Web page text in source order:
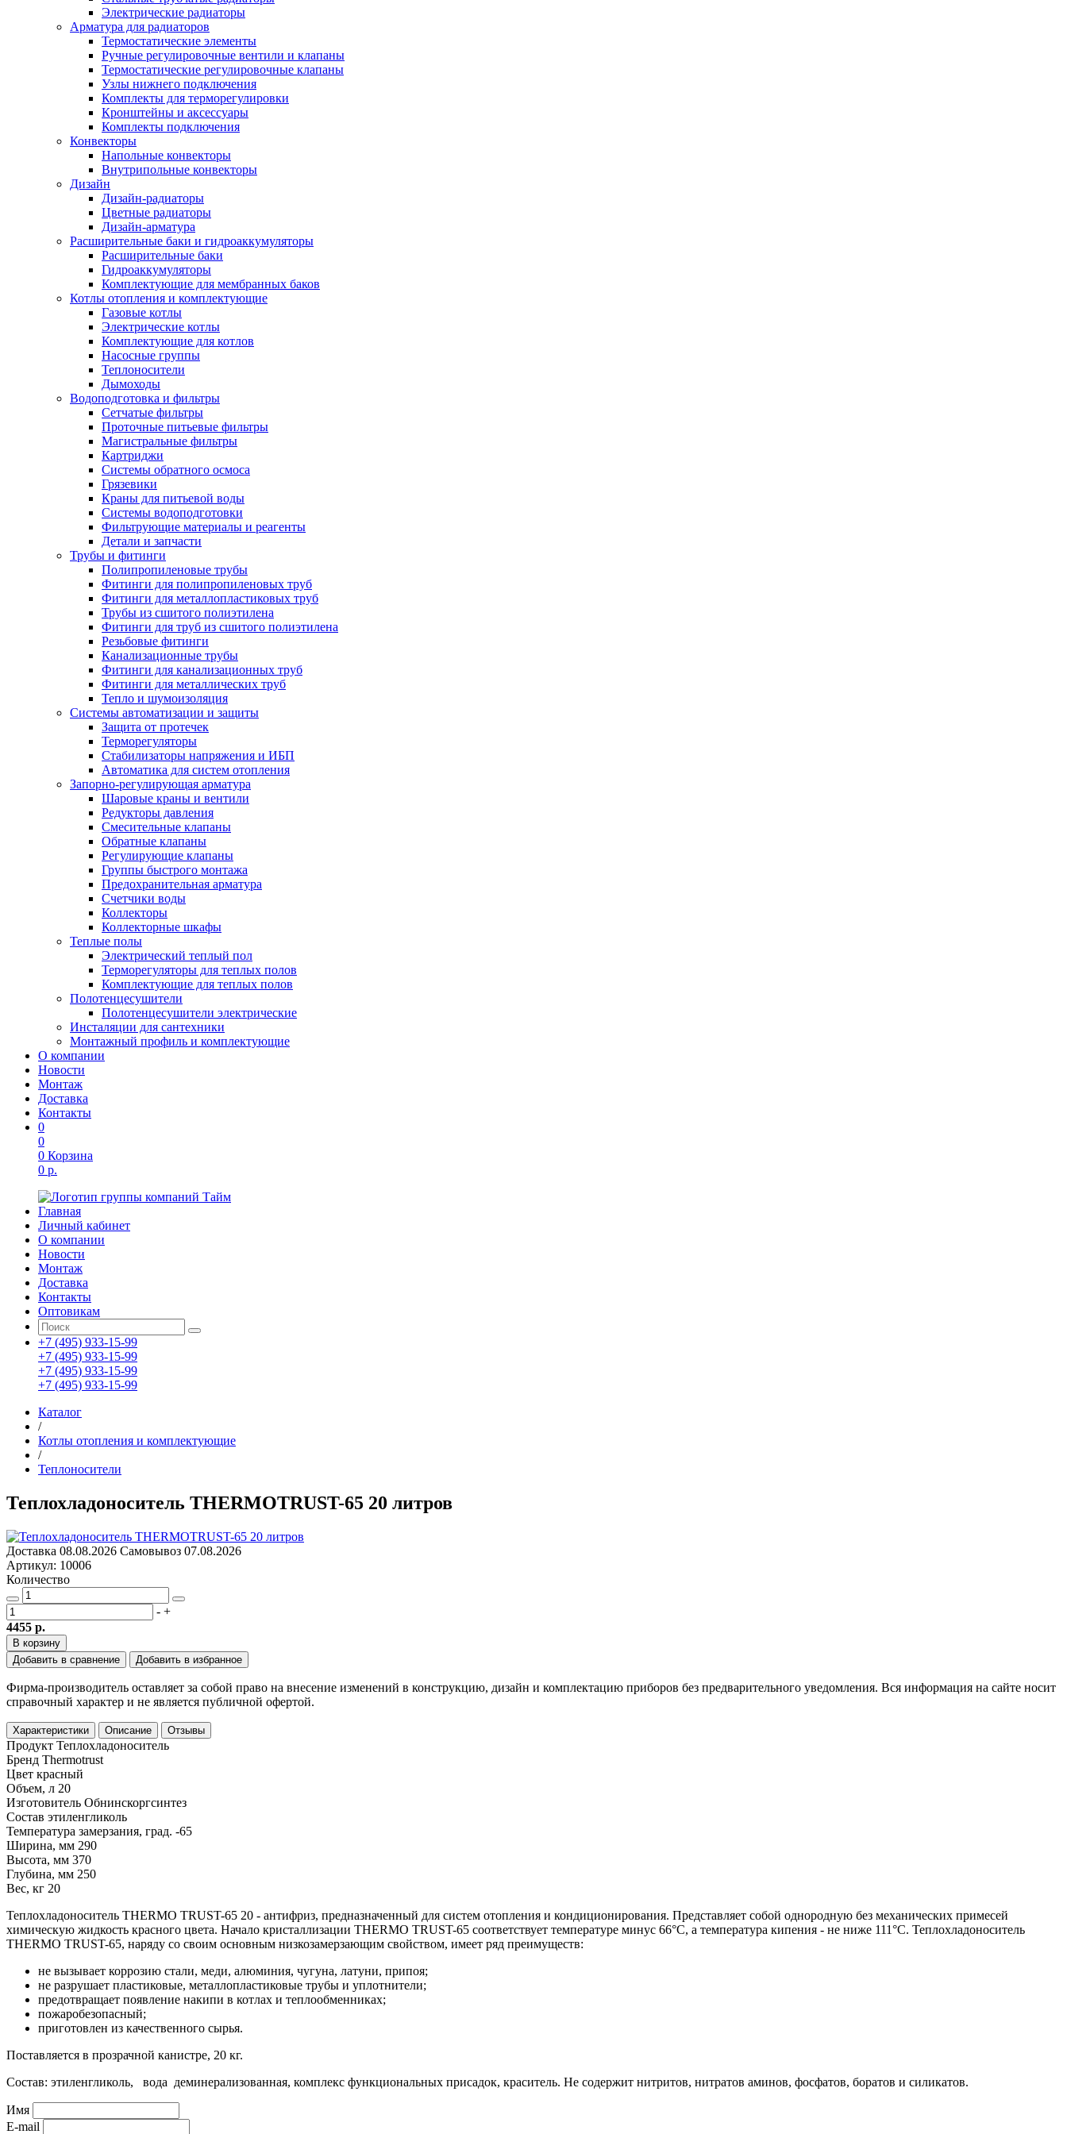
Электрические радиаторы
Арматура для радиаторов
Термостатические элементы
Ручные регулировочные вентили и клапаны
Термостатические регулировочные клапаны
Узлы нижнего подключения
Комплекты для терморегулировки
Кронштейны и аксессуары
Комплекты подключения
Конвекторы
Напольные конвекторы
Внутрипольные конвекторы
Дизайн
Дизайн-радиаторы
Цветные радиаторы
Дизайн-арматура
Расширительные баки и гидроаккумуляторы
Расширительные баки
Гидроаккумуляторы
Комплектующие для мембранных баков
Котлы отопления и комплектующие
Газовые котлы
Электрические котлы
Комплектующие для котлов
Насосные группы
Теплоносители
Дымоходы
Водоподготовка и фильтры
Сетчатые фильтры
Проточные питьевые фильтры
Магистральные фильтры
Картриджи
Системы обратного осмоса
Грязевики
Краны для питьевой воды
Системы водоподготовки
Фильтрующие материалы и реагенты
Детали и запчасти
Трубы и фитинги
Полипропиленовые трубы
Фитинги для полипропиленовых труб
Фитинги для металлопластиковых труб
Трубы из сшитого полиэтилена
Фитинги для труб из сшитого полиэтилена
Резьбовые фитинги
Канализационные трубы
Фитинги для канализационных труб
Фитинги для металлических труб
Тепло и шумоизоляция
Системы автоматизации и защиты
Защита от протечек
Терморегуляторы
Стабилизаторы напряжения и ИБП
Автоматика для систем отопления
Запорно-регулирующая арматура
Шаровые краны и вентили
Редукторы давления
Смесительные клапаны
Обратные клапаны
Регулирующие клапаны
Группы быстрого монтажа
Предохранительная арматура
Счетчики воды
Коллекторы
Коллекторные шкафы
Теплые полы
Электрический теплый пол
Терморегуляторы для теплых полов
Комплектующие для теплых полов
Полотенцесушители
Полотенцесушители электрические
Инсталяции для сантехники
Монтажный профиль и комплектующие
О компании
Новости
Монтаж
Доставка
Контакты
0
0
0 Корзина
0 р.
Главная
Личный кабинет
О компании
Новости
Монтаж
Доставка
Контакты
Оптовикам
+7 (495) 933-15-99
+7 (495) 933-15-99
+7 (495) 933-15-99
+7 (495) 933-15-99
Каталог
/
Котлы отопления и комплектующие
/
Теплоносители
Теплохладоноситель THERMOTRUST-65 20 литров
Доставка 08.08.2026 Самовывоз 07.08.2026
Артикул: 10006
Количество
- +
4455 р.
В корзину
Добавить в сравнение
Добавить в избранное
Фирма-производитель оставляет за собой право на внесение изменений в конструкцию, дизайн и комплектацию приборов без предварительного уведомления. Вся информация на сайте носит
справочный характер и не является публичной офертой.
Характеристики Описание Отзывы
Продукт Теплохладоноситель
Бренд Thermotrust
Цвет красный
Объем, л 20
Изготовитель Обнинскоргсинтез
Состав этиленгликоль
Температура замерзания, град. -65
Ширина, мм 290
Высота, мм 370
Глубина, мм 250
Вес, кг 20
Теплохладоноситель THERMO TRUST-65 20 - антифриз, предназначенный для систем отопления и кондиционирования. Представляет собой однородную без механических примесей
химическую жидкость красного цвета. Начало кристаллизации THERMO TRUST-65 соответствует температуре минус 66°С, а температура кипения - не ниже 111°С. Теплохладоноситель
THERMO TRUST-65, наряду со своим основным низкозамерзающим свойством, имеет ряд преимуществ:
не вызывает коррозию стали, меди, алюминия, чугуна, латуни, припоя;
не разрушает пластиковые, металлопластиковые трубы и уплотнители;
предотвращает появление накипи в котлах и теплообменниках;
пожаробезопасный;
приготовлен из качественного сырья.
Поставляется в прозрачной канистре, 20 кг.
Состав: этиленгликоль, вода деминерализованная, комплекс функциональных присадок, краситель. Не содержит нитритов, нитратов аминов, фосфатов, боратов и силикатов.
Имя
E-mail